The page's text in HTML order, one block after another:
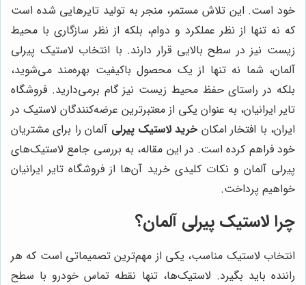
خود است. این تلاش مستمر، منجر به تولید تایرهایی شده است
که نه تنها از نظر عملکرد و دوام، بلکه از نظر سازگاری با محیط
زیست نیز در سطح بالایی قرار دارند. با انتخاب لاستیک پیرلی
آلمان، شما نه تنها از یک محصول باکیفیت بهره‌مند می‌شوید،
بلکه در راستای حفظ محیط زیست نیز گام برمی‌دارید. فروشگاه
تایر ایرانیان، به عنوان یکی از معتبرترین عرضه‌کنندگان لاستیک در
ایران، با افتخار امکان خرید لاستیک پیرلی آلمان را برای مشتریان
خود فراهم کرده است. در این مقاله، به بررسی جامع لاستیک‌های
پیرلی آلمان و نکات کلیدی خرید آن‌ها از فروشگاه تایر ایرانیان
خواهیم پرداخت.
چرا لاستیک پیرلی آلمان؟
انتخاب لاستیک مناسب، یکی از مهم‌ترین تصمیماتی است که هر
راننده باید بگیرد. لاستیک‌ها، تنها نقطه تماس خودرو با سطح